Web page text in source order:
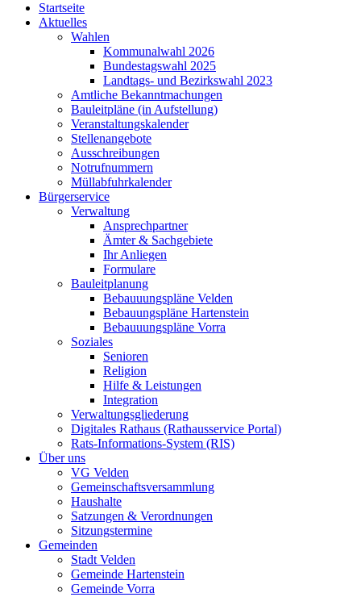
Startseite
Aktuelles
Wahlen
Kommunalwahl 2026
Bundestagswahl 2025
Landtags- und Bezirkswahl 2023
Amtliche Bekanntmachungen
Bauleitpläne (in Aufstellung)
Veranstaltungskalender
Stellenangebote
Ausschreibungen
Notrufnummern
Müllabfuhrkalender
Bürgerservice
Verwaltung
Ansprechpartner
Ämter & Sachgebiete
Ihr Anliegen
Formulare
Bauleitplanung
Bebauuungspläne Velden
Bebauungspläne Hartenstein
Bebauuungspläne Vorra
Soziales
Senioren
Religion
Hilfe & Leistungen
Integration
Verwaltungsgliederung
Digitales Rathaus (Rathausservice Portal)
Rats-Informations-System (RIS)
Über uns
VG Velden
Gemeinschaftsversammlung
Haushalte
Satzungen & Verordnungen
Sitzungstermine
Gemeinden
Stadt Velden
Gemeinde Hartenstein
Gemeinde Vorra